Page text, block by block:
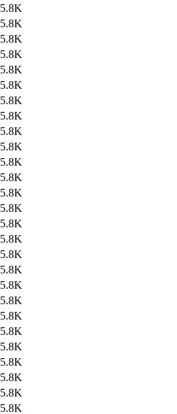
5.8K
5.8K
5.8K
5.8K
5.8K
5.8K
5.8K
5.8K
5.8K
5.8K
5.8K
5.8K
5.8K
5.8K
5.8K
5.8K
5.8K
5.8K
5.8K
5.8K
5.8K
5.8K
5.8K
5.8K
5.8K
5.8K
5.8K